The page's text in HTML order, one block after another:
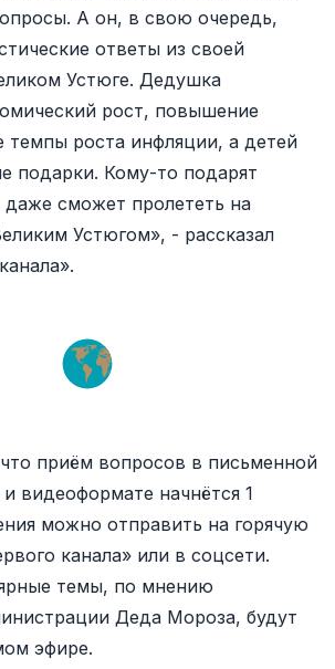
А он, в свою очередь,
ответы из своей
Устюге. Дедушка
рост, повышение
темпы роста инфляции, а детей
подарки. Кому-то подарят
даже сможет пролететь на
Устюгом», - рассказал
приём вопросов в письменной
видеоформате начнётся 1
можно отправить на горячую
канала» или в соцсети.
темы, по мнению
Деда Мороза, будут
эфире.